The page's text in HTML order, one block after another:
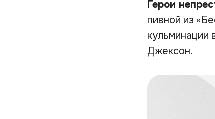
Герои
пивной из
кульминации
Джексон.